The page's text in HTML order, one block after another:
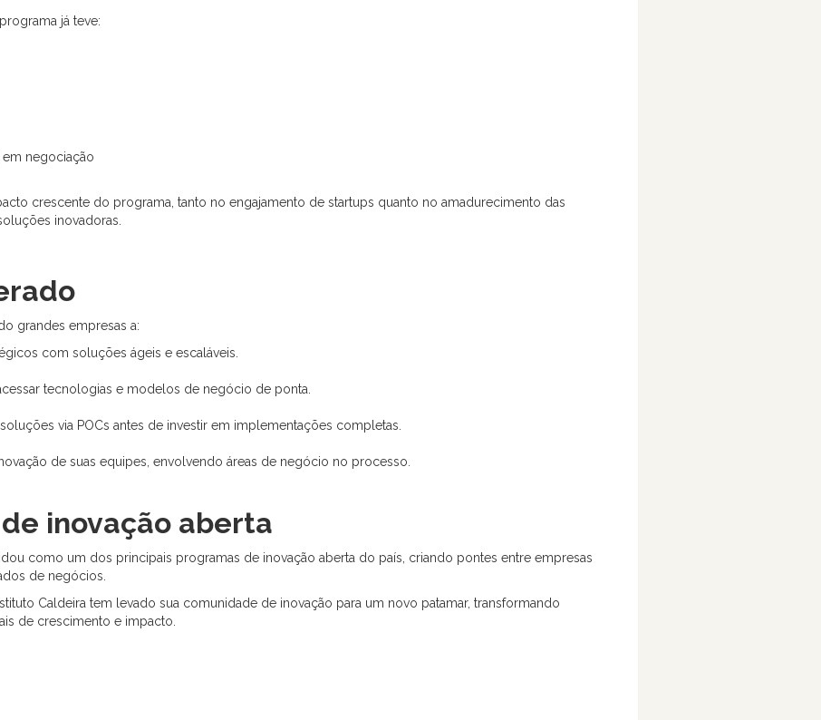
já teve:
em negociação
crescente do programa, tanto no engajamento de startups quanto no amadurecimento das
inovadoras.
grandes empresas a:
com soluções ágeis e escaláveis.
tecnologias e modelos de negócio de ponta.
via POCs antes de investir em implementações completas.
de suas equipes, envolvendo áreas de negócio no processo.
inovação aberta
como um dos principais programas de inovação aberta do país, criando pontes entre empresas
de negócios.
Caldeira tem levado sua comunidade de inovação para um novo patamar, transformando
de crescimento e impacto.